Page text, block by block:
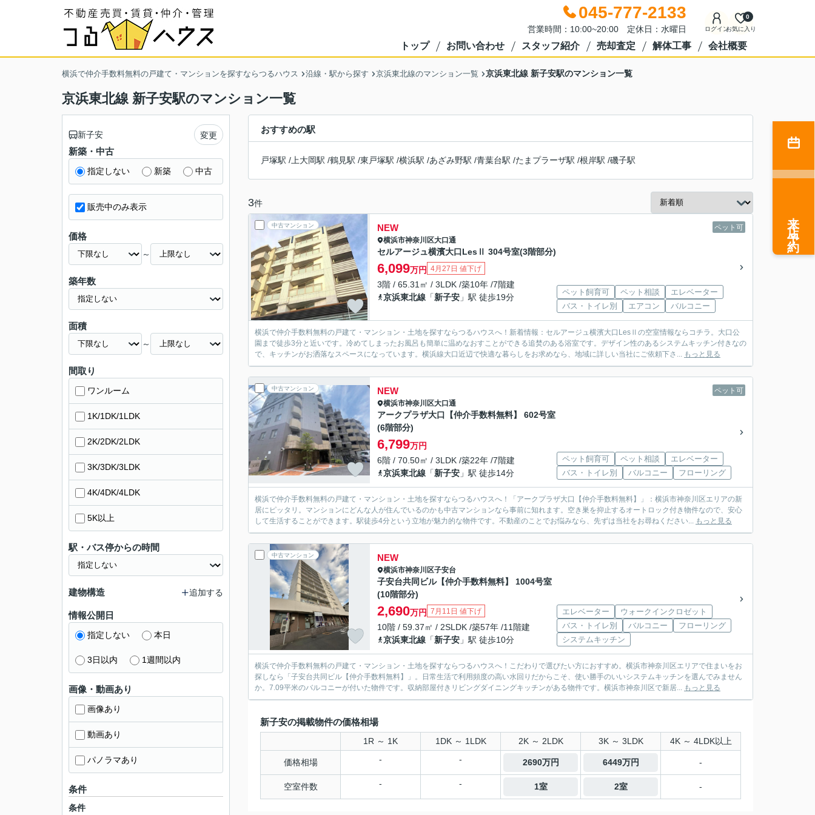
045-777-2133
営業時間：10:00~20:00 定休日：水曜日 ログインお気に入り
0
トップ お問い合わせ スタッフ紹介 売却査定 解体工事 会社概要
横浜で仲介手数料無料の戸建て・マンションを探すならつるハウス 沿線・駅から探す 京浜東北線のマンション一覧 京浜東北線 新子安駅のマンション一覧
京浜東北線 新子安駅のマンション一覧
おすすめの駅
戸塚駅 / 上大岡駅 /鶴見駅 /東戸塚駅 /横浜駅 /あざみ野駅 /青葉台駅 /たまプラーザ駅 /根岸駅 /磯子駅
3件
中古マンション ペット可
NEW
横浜市神奈川区大口通
セルアージュ横濱大口LesⅡ 304号室(3階部分)
6,099万円 4月27日 値下げ
3階 / 65.31㎡ / 3LDK /築10年 /7階建
京浜東北線 「新子安 」駅 徒歩19分
ペット飼育可 ペット相談
エレベーター
バス・トイレ別
エアコン バルコニー
横浜で仲介手数料無料の戸建て・マンション・土地を探すならつるハウスへ！新着情報：セルアージュ横濱大口LesⅡの空室情報ならコチラ。大口公
園まで徒歩3分と近いです。冷めてしまったお風呂も簡単に温めなおすことができる追焚のある浴室です。デザイン性のあるシステムキッチン付きなの
で、キッチンがお洒落なスペースになっています。横浜線大口近辺で快適な暮らしをお求めなら、地域に詳しい当社にご依頼下さ... もっと見る
中古マンション ペット可
NEW
横浜市神奈川区大口通
アークプラザ大口【仲介手数料無料】 602号室
(6階部分)
6,799万円
6階 / 70.50㎡ / 3LDK /築22年 /7階建
京浜東北線 「新子安 」駅 徒歩14分
ペット飼育可 ペット相談
エレベーター
バス・トイレ別
バルコニー フローリング
横浜で仲介手数料無料の戸建て・マンション・土地を探すならつるハウスへ！「アークプラザ大口【仲介手数料無料】」：横浜市神奈川区エリアの新
居にピッタリ。マンションにどんな人が住んでいるのかも中古マンションなら事前に知れます。空き巣を抑止するオートロック付き物件なので、安心
して生活することができます。駅徒歩4分という立地が魅力的な物件です。不動産のことでお悩みなら、先ずは当社をお尋ねください... もっと見る
中古マンション NEW
横浜市神奈川区子安台
子安台共同ビル【仲介手数料無料】 1004号室
(10階部分)
2,690万円 7月11日 値下げ
10階 / 59.37㎡ / 2SLDK /築57年 /11階建
京浜東北線 「新子安 」駅 徒歩10分
エレベーター
ウォークインクロゼット
バス・トイレ別
バルコニー
フローリング
システムキッチン
横浜で仲介手数料無料の戸建て・マンション・土地を探すならつるハウスへ！こだわりで選びたい方におすすめ。横浜市神奈川区エリアで住まいをお
探しなら「子安台共同ビル【仲介手数料無料】」。日常生活で利用頻度の高い水回りだからこそ、使い勝手のいいシステムキッチンを選んでみません
か。7.09平米のバルコニーが付いた物件です。収納部屋付きリビングダイニングキッチンがある物件です。横浜市神奈川区で新居... もっと見る
新子安の掲載物件の価格相場
1R ～ 1K 1DK ～ 1LDK 2K ～ 2LDK 3K ～ 3LDK 4K ～ 4LDK以上
価格相場 - - 2690万円 6449万円 -
空室件数 - - 1室 2室 -
新子安 変更
新築・中古
指定しない 新築 中古
販売中のみ表示
価格
～
築年数
面積
～
間取り
ワンルーム
1K/1DK/1LDK
2K/2DK/2LDK
3K/3DK/3LDK
4K/4DK/4LDK
5K以上
駅・バス停からの時間
建物構造 追加する
情報公開日
指定しない 本日
3日以内 1週間以内
画像・動画あり
画像あり
動画あり
パノラマあり
条件
条件
来店予約